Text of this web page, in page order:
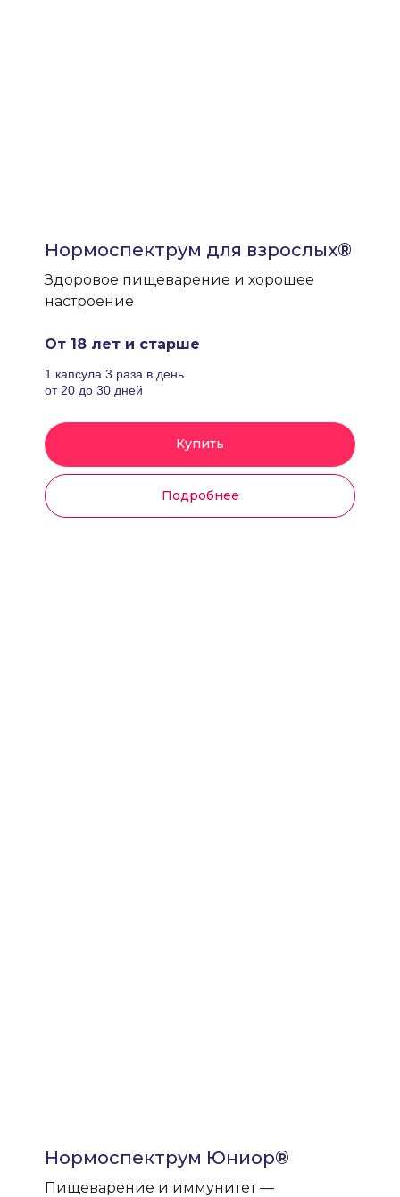
Нормоспектрум для взрослых®
Здоровое пищеварение и хорошее
настроение
От 18 лет и старше
1 капсула 3 раза в день
от 20 до 30 дней
Купить
Подробнее
Нормоспектрум Юниор®
Пищеварение и иммунитет —